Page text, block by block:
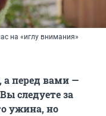
на «иглу внимания»
а перед вами —
следуете за
ужина, но